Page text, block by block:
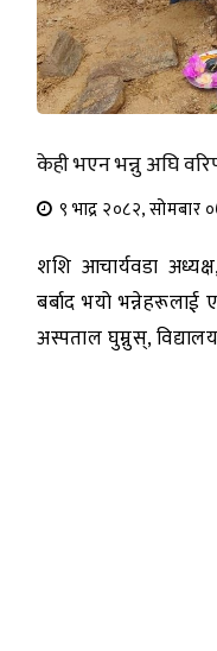
केही भएन भन्नु अघि
९ भाद्र २०८२, सोमबार
शशि आचार्यवडा
बर्बाद भयो
अस्पताल घुम्नुस्,